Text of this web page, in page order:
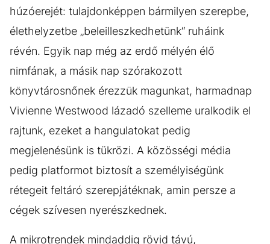
húzóerejét: tulajdonképpen bármilyen szerepbe,
élethelyzetbe „beleilleszkedhetünk“ ruháink
révén. Egyik nap még az erdő mélyén élő
nimfának, a másik nap szórakozott
könyvtárosnőnek érezzük magunkat, harmadnap
Vivienne Westwood lázadó szelleme uralkodik el
rajtunk, ezeket a hangulatokat pedig
megjelenésünk is tükrözi. A közösségi média
pedig platformot biztosít a személyiségünk
rétegeit feltáró szerepjátéknak, amin persze a
cégek szívesen nyerészkednek.
A mikrotrendek mindaddig rövid távú,